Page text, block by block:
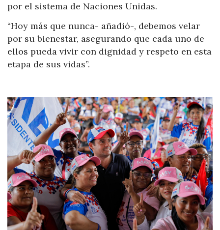
por el sistema de Naciones Unidas.
“Hoy más que nunca- añadió-, debemos velar
por su bienestar, asegurando que cada uno de
ellos pueda vivir con dignidad y respeto en esta
etapa de sus vidas”.